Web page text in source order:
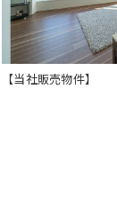
べください。
す。中小企業
【当社販売物件】